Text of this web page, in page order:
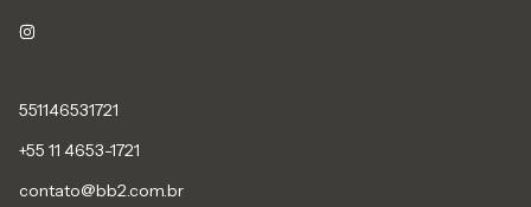
551146531721
+55 11 4653-1721
contato@bb2.com.br